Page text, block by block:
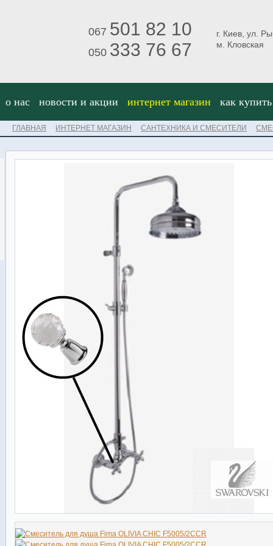
067 501 82 10
050 333 76 67
г. Киев, ул.
м. Кловская
о нас новости и акции интернет магазин как купить
ГЛАВНАЯ ИНТЕРНЕТ МАГАЗИН САНТЕХНИКА И СМЕСИТЕЛИ